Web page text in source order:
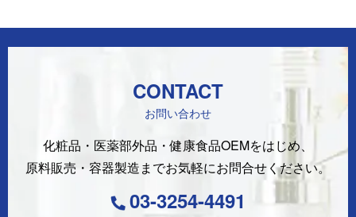
CONTACT
お問い合わせ
化粧品・医薬部外品・健康食品OEMをはじめ、
原料販売・容器製造までお気軽にお問合せください。
03-3254-4491